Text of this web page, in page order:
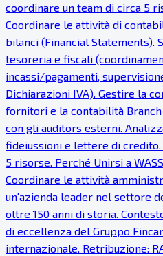
coordinare un team di circa 5
Coordinare le attività di
bilanci (Financial Statements).
tesoreria e fiscali
incassi/pagamenti,
Dichiarazioni IVA). Gestire la
fornitori e la contabilità
con gli auditors esterni.
fideiussioni e lettere di
5 risorse. Perché Unirsi a
Coordinare le attività
un'azienda leader nel settore
oltre 150 anni di storia.
di eccellenza del Gruppo
internazionale. Retribuzione: